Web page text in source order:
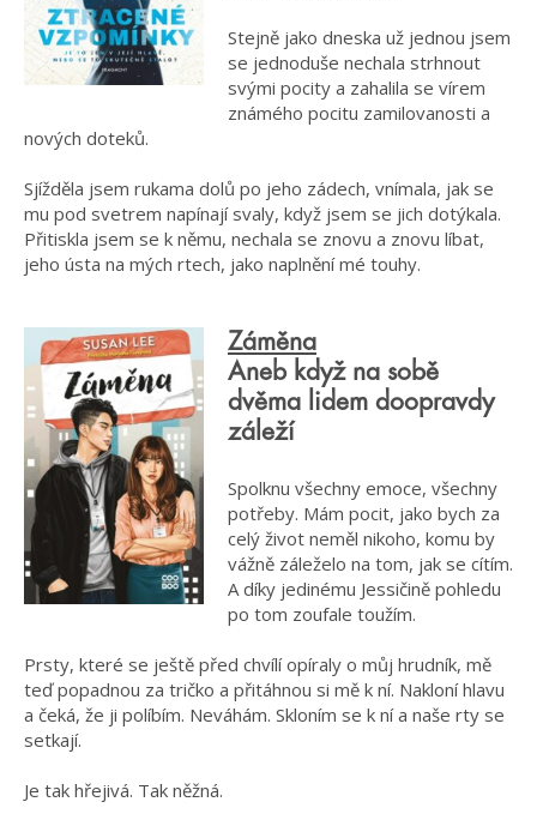
Stejně jako dneska už jednou jsem
se jednoduše nechala strhnout
svými pocity a zahalila se vírem
známého pocitu zamilovanosti a
nových doteků.
Sjížděla jsem rukama dolů po jeho zádech, vnímala, jak se
mu pod svetrem napínají svaly, když jsem se jich dotýkala.
Přitiskla jsem se k němu, nechala se znovu a znovu líbat,
jeho ústa na mých rtech, jako naplnění mé touhy.
Záměna
Aneb když na sobě
dvěma lidem doopravdy
záleží
Spolknu všechny emoce, všechny
potřeby. Mám pocit, jako bych za
celý život neměl nikoho, komu by
vážně záleželo na tom, jak se cítím.
A díky jedinému Jessičině pohledu
po tom zoufale toužím.
Prsty, které se ještě před chvílí opíraly o můj hrudník, mě
teď popadnou za tričko a přitáhnou si mě k ní. Nakloní hlavu
a čeká, že ji políbím. Neváhám. Skloním se k ní a naše rty se
setkají.
Je tak hřejivá. Tak něžná.